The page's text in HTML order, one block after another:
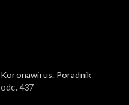
Koronawirus. Poradnik
odc. 437